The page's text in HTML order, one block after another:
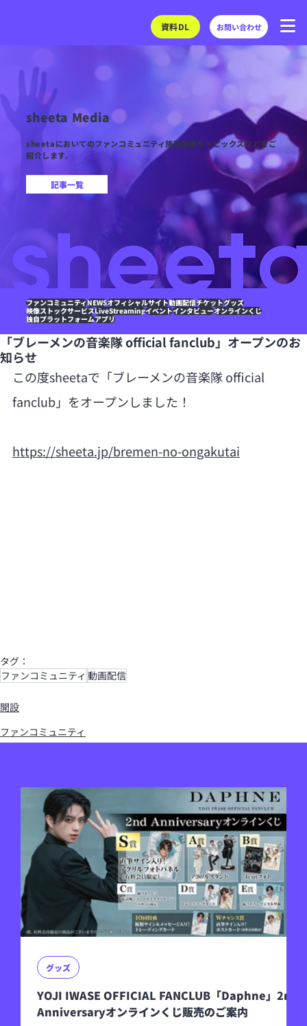
資料DL お問い合わせ
sheeta Media
sheetaにおいてのファンコミュニティ施策事例やトピックスなどをご
紹介します。
記事一覧
ファンコミュニティNEWSオフィシャルサイト動画配信チケットグッズ
映像ストックサービスLiveStreamingイベントインタビューオンラインくじ
独自プラットフォームアプリ
「ブレーメンの音楽隊 official fanclub」オープンのお
知らせ
この度sheetaで「ブレーメンの音楽隊 official
fanclub」をオープンしました！
https://sheeta.jp/bremen-no-ongakutai
タグ：
ファンコミュニティ 動画配信
開設
ファンコミュニティ
YOJI IWASE OFFICIAL FANCLUB「Daphne」2nd
Anniversaryオンラインくじ販売のご案内
グッズ